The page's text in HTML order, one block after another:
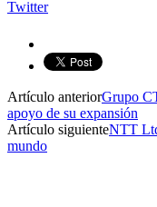
Twitter
Artículo anteriorGrupo
apoyo de su expansión
Artículo siguienteNTT
mundo